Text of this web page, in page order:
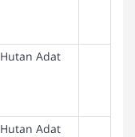
Hutan Adat
Hutan Adat